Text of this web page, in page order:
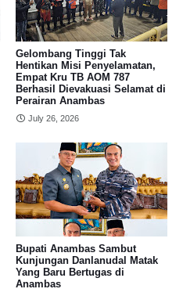
Gelombang Tinggi Tak
Hentikan Misi Penyelamatan,
Empat Kru TB AOM 787
Berhasil Dievakuasi Selamat di
Perairan Anambas
July 26, 2026
Bupati Anambas Sambut
Kunjungan Danlanudal Matak
Yang Baru Bertugas di
Anambas